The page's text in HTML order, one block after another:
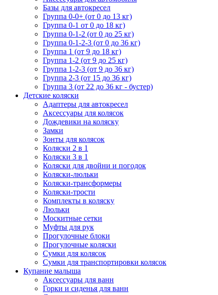
Базы для автокресел
Группа 0-0+ (от 0 до 13 кг)
Группа 0-1 от 0 до 18 кг)
Группа 0-1-2 (от 0 до 25 кг)
Группа 0-1-2-3 (от 0 до 36 кг)
Группа 1 (от 9 до 18 кг)
Группа 1-2 (от 9 до 25 кг)
Группа 1-2-3 (от 9 до 36 кг)
Группа 2-3 (от 15 до 36 кг)
Группа 3 (от 22 до 36 кг - бустер)
Детские коляски
Адаптеры для автокресел
Аксессуары для колясок
Дождевики на коляску
Замки
Зонты для колясок
Коляски 2 в 1
Коляски 3 в 1
Коляски для двойни и погодок
Коляски-люльки
Коляски-трансформеры
Коляски-трости
Комплекты в коляску
Люльки
Москитные сетки
Муфты для рук
Прогулочные блоки
Прогулочные коляски
Сумки для колясок
Сумки для транспортировки колясок
Купание малыша
Аксессуары для ванн
Горки и сиденья для ванн